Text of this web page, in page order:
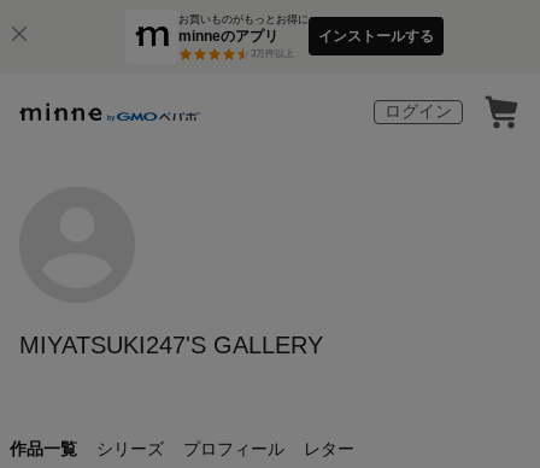
お買いものがもっとお得に
minneのアプリ
3万件以上
インストールする
ログイン
MIYATSUKI247'S GALLERY
作品一覧 シリーズ プロフィール レター